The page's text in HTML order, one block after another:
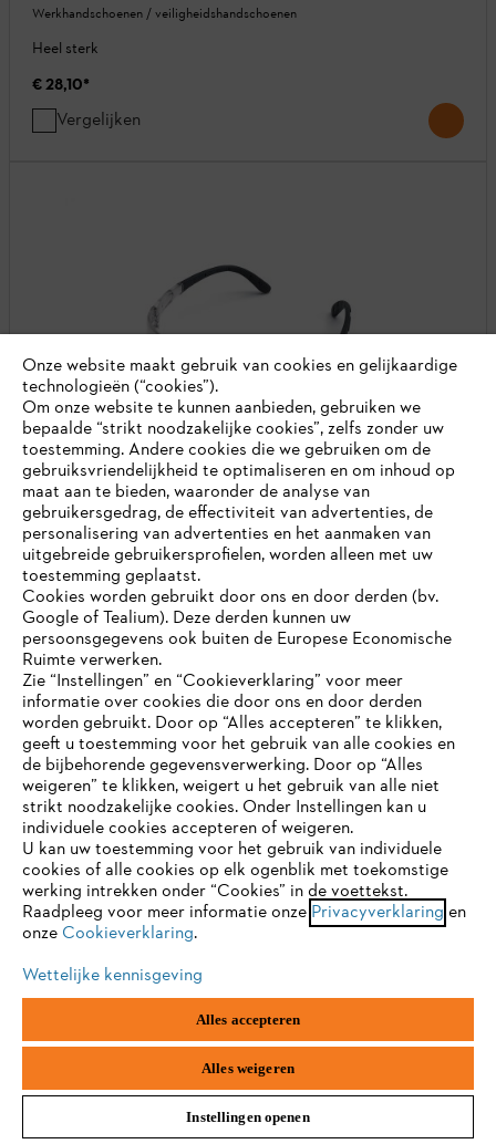
Werkhandschoenen / veiligheidshandschoenen
Heel sterk
€ 28,10*
Vergelijken
Veiligheidsbril DYNAMIC Contrast, helder
Veiligheidsbrillen / oogbescherming
Krasvrij, antiaanslag brillenglas beschermt de ogenlangs de
voorkant en de zijkant
€ 15,50*
Vergelijken
20 VAN 24 PRODUCTEN
Meer weergeven
Accessoires
JE BROWSER WORDT NIET
ONDERSTEUND
Je gebruikt een browser die we nog niet ondersteunen. Om
onze website optimaal te kunnen gebruiken, raden we aan dat
je overschakelt op één van de volgende browsers:
firefox
safari edge
Onze website maakt gebruik van cookies en gelijkaardige
technologieën (“cookies”).
Om onze website te kunnen aanbieden, gebruiken we
bepaalde “strikt noodzakelijke cookies”, zelfs zonder uw
toestemming. Andere cookies die we gebruiken om de
gebruiksvriendelijkheid te optimaliseren en om inhoud op
maat aan te bieden, waaronder de analyse van
gebruikersgedrag, de effectiviteit van advertenties, de
personalisering van advertenties en het aanmaken van
uitgebreide gebruikersprofielen, worden alleen met uw
toestemming geplaatst.
Cookies worden gebruikt door ons en door derden (bv.
Google of Tealium). Deze derden kunnen uw
persoonsgegevens ook buiten de Europese Economische
Ruimte verwerken.
Zie “Instellingen” en “Cookieverklaring” voor meer
informatie over cookies die door ons en door derden
worden gebruikt. Door op “Alles accepteren” te klikken,
geeft u toestemming voor het gebruik van alle cookies en
de bijbehorende gegevensverwerking. Door op “Alles
weigeren” te klikken, weigert u het gebruik van alle niet
strikt noodzakelijke cookies. Onder Instellingen kan u
individuele cookies accepteren of weigeren.
U kan uw toestemming voor het gebruik van individuele
cookies of alle cookies op elk ogenblik met toekomstige
werking intrekken onder “Cookies” in de voettekst.
Raadpleeg voor meer informatie onze Privacyverklaring en
onze Cookieverklaring.
Wettelijke kennisgeving
Alles accepteren
Alles weigeren
Instellingen openen